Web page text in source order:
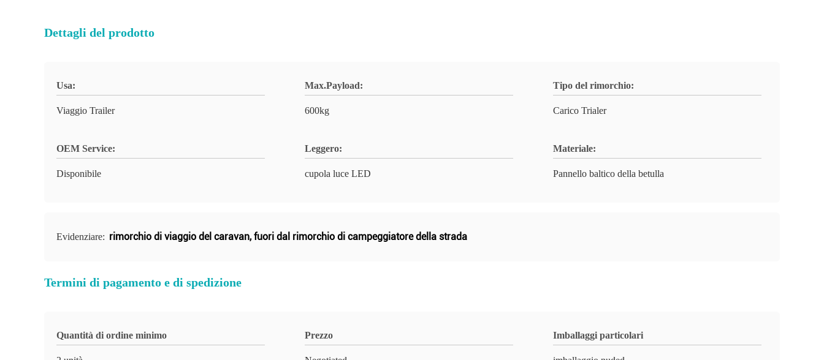
Dettagli del prodotto
Usa:
Viaggio Trailer
Max.Payload:
600kg
Tipo del rimorchio:
Carico Trialer
OEM Service:
Disponibile
Leggero:
cupola luce LED
Materiale:
Pannello baltico della betulla
Evidenziare: rimorchio di viaggio del caravan,fuori dal rimorchio di campeggiatore della strada
Termini di pagamento e di spedizione
Quantità di ordine minimo Prezzo Imballaggi particolari